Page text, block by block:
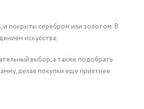
и покрыты серебром или золотом. В
искусства.
выбор, а также подобрать
делая покупки еще приятнее.